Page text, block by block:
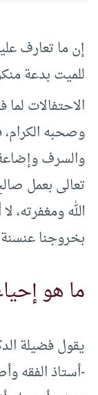
إن ما تعارف
للميت بدعة
الاحتفالات
وصحبه
والسرف وإضاعة
تعالى بعمل
الله ومغفرته،
بخروجنا عنسنة
ما هو
يقول فضيلة
-أستاذ الفقه